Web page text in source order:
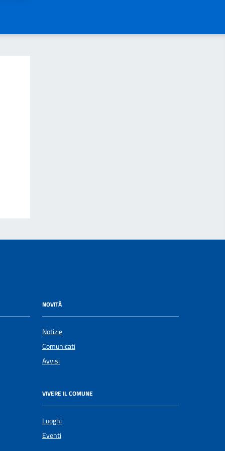
NOVITÀ
Notizie
Comunicati
Avvisi
VIVERE IL COMUNE
Luoghi
Eventi